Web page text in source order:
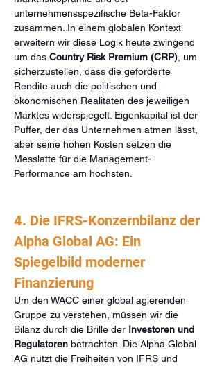
unternehmensspezifische Beta-Faktor
zusammen. In einem globalen Kontext
erweitern wir diese Logik heute zwingend
um das Country Risk Premium (CRP) , um
sicherzustellen, dass die geforderte
Rendite auch die politischen und
ökonomischen Realitäten des jeweiligen
Marktes widerspiegelt. Eigenkapital ist der
Puffer, der das Unternehmen atmen lässt,
aber seine hohen Kosten setzen die
Messlatte für die Management-
Performance am höchsten.
4. Die IFRS-Konzernbilanz der
Alpha Global AG: Ein
Spiegelbild moderner
Finanzierung
Um den WACC einer global agierenden
Gruppe zu verstehen, müssen wir die
Bilanz durch die Brille der Investoren und
Regulatoren betrachten. Die Alpha Global
AG nutzt die Freiheiten von IFRS und